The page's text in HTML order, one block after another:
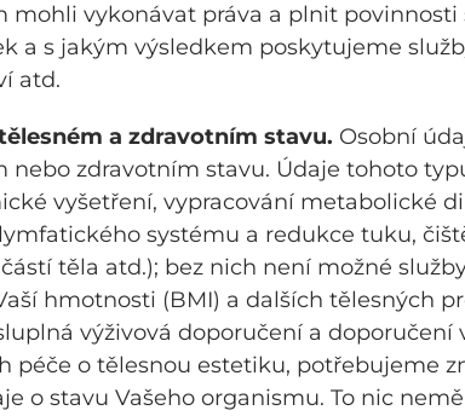
mohli vykonávat práva a plnit
a s jakým výsledkem poskytujeme
atd.
a zdravotním stavu. Osobní
nebo zdravotním stavu. Údaje tohoto
vyšetření, vypracování metabolické
systému a redukce tuku,
těla atd.); bez nich není možné
hmotnosti (BMI) a dalších tělesných
výživová doporučení a
péče o tělesnou estetiku, potřebujeme
o stavu Vašeho organismu. To nic